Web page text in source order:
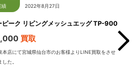
績
2022年8月27日
ピーク リビングメッシュエッグ TP-900
買取
本店にて宮城県仙台市のお客様よりLINE買取をさせ
た。